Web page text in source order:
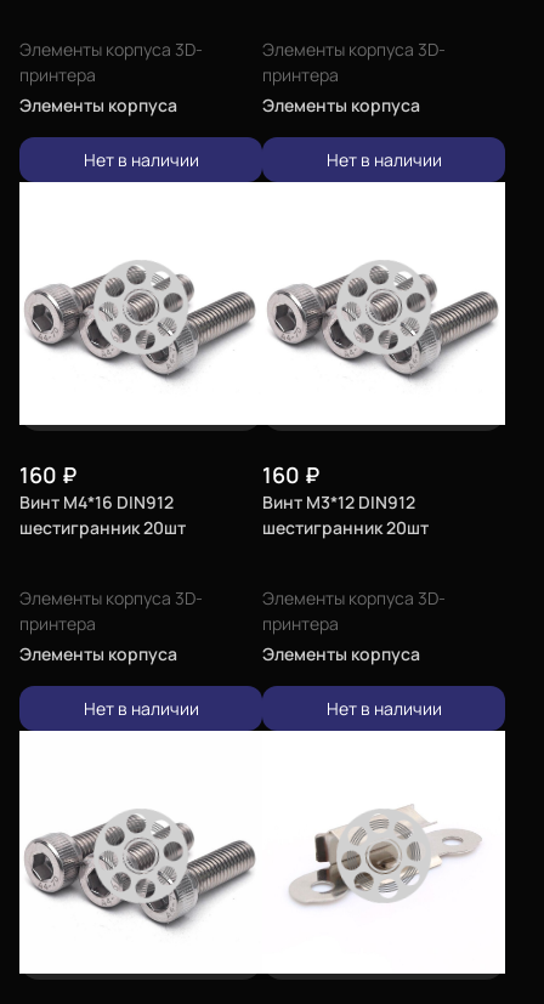
Элементы корпуса 3D-
принтера
Элементы корпуса
Нет в наличии
Элементы корпуса 3D-
принтера
Элементы корпуса
Нет в наличии
160 ₽
Винт М4*16 DIN912
шестигранник 20шт
Элементы корпуса 3D-
принтера
Элементы корпуса
Нет в наличии
160 ₽
Винт М3*12 DIN912
шестигранник 20шт
Элементы корпуса 3D-
принтера
Элементы корпуса
Нет в наличии